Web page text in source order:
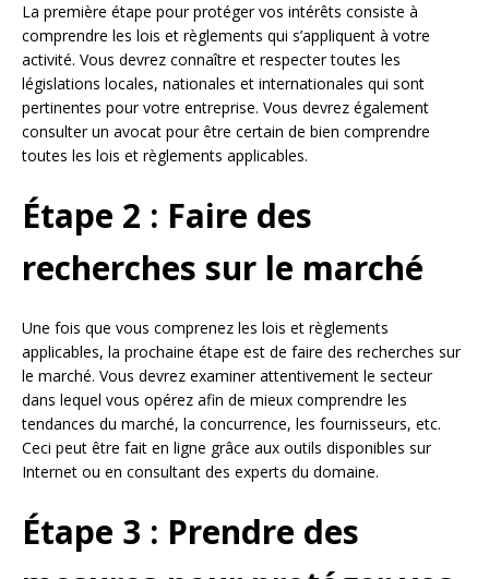
La première étape pour protéger vos intérêts consiste à
comprendre les lois et règlements qui s’appliquent à votre
activité. Vous devrez connaître et respecter toutes les
législations locales, nationales et internationales qui sont
pertinentes pour votre entreprise. Vous devrez également
consulter un avocat pour être certain de bien comprendre
toutes les lois et règlements applicables.
Étape 2 : Faire des
recherches sur le marché
Une fois que vous comprenez les lois et règlements
applicables, la prochaine étape est de faire des recherches sur
le marché. Vous devrez examiner attentivement le secteur
dans lequel vous opérez afin de mieux comprendre les
tendances du marché, la concurrence, les fournisseurs, etc.
Ceci peut être fait en ligne grâce aux outils disponibles sur
Internet ou en consultant des experts du domaine.
Étape 3 : Prendre des